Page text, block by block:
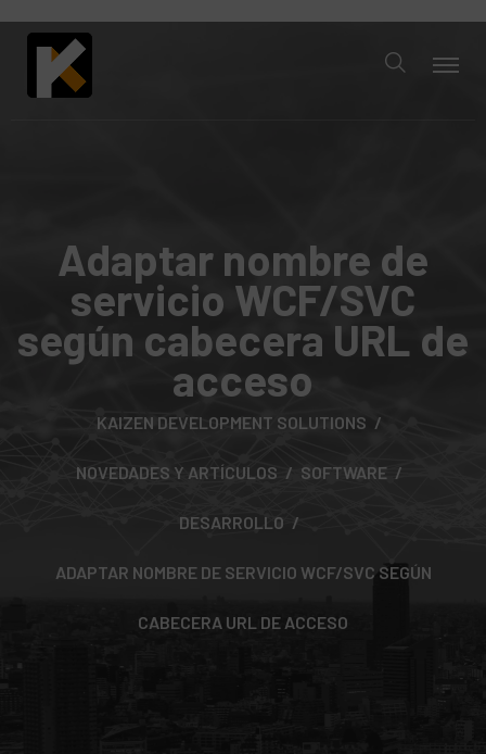
Adaptar nombre de
servicio WCF/SVC
según cabecera URL de
acceso
KAIZEN DEVELOPMENT SOLUTIONS
NOVEDADES Y ARTÍCULOS SOFTWARE
DESARROLLO
ADAPTAR NOMBRE DE SERVICIO WCF/SVC SEGÚN
CABECERA URL DE ACCESO